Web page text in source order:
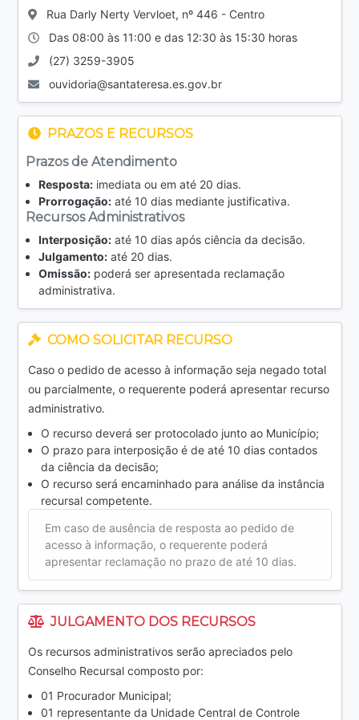
Rua Darly Nerty Vervloet, nº 446 - Centro
Das 08:00 às 11:00 e das 12:30 às 15:30 horas
(27) 3259-3905
ouvidoria@santateresa.es.gov.br
PRAZOS E RECURSOS
Prazos de Atendimento
Resposta: imediata ou em até 20 dias.
Prorrogação: até 10 dias mediante justificativa.
Recursos Administrativos
Interposição: até 10 dias após ciência da decisão.
Julgamento: até 20 dias.
Omissão: poderá ser apresentada reclamação
administrativa.
COMO SOLICITAR RECURSO
Caso o pedido de acesso à informação seja negado total
ou parcialmente, o requerente poderá apresentar recurso
administrativo.
O recurso deverá ser protocolado junto ao Município;
O prazo para interposição é de até 10 dias contados
da ciência da decisão;
O recurso será encaminhado para análise da instância
recursal competente.
Em caso de ausência de resposta ao pedido de
acesso à informação, o requerente poderá
apresentar reclamação no prazo de até 10 dias.
JULGAMENTO DOS RECURSOS
Os recursos administrativos serão apreciados pelo
Conselho Recursal composto por:
01 Procurador Municipal;
01 representante da Unidade Central de Controle